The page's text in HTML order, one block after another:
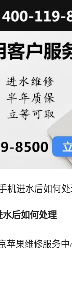
机进水后如何
后如何处理
苹果维修服务